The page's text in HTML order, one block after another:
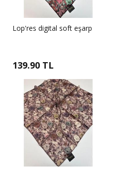
Lop'res digital soft eşarp
139.90 TL